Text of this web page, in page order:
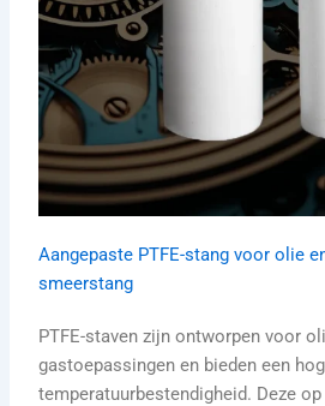
Aangepaste PTFE-stang voor olie
smeerstang
PTFE-staven zijn ontworpen voor
gastoepassingen en bieden een
temperatuurbestendigheid. Deze